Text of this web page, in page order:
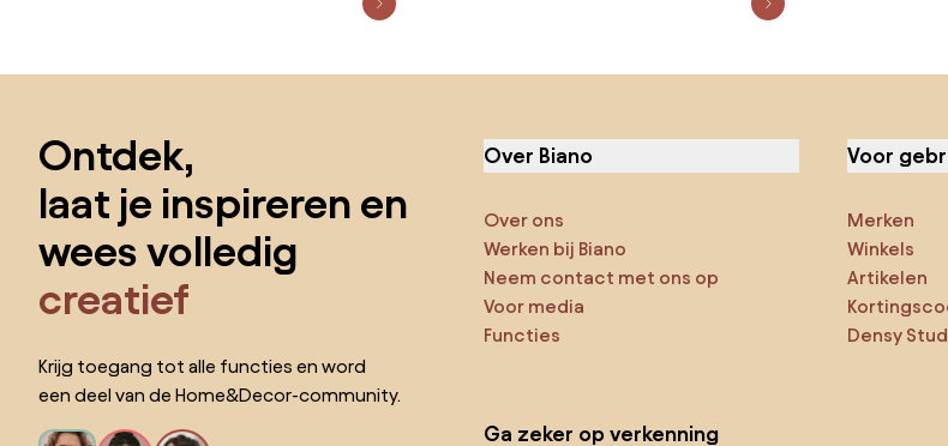
Ontdek,
laat je inspireren en
wees volledig
creatief
Krijg toegang tot alle functies en word
een deel van de Home&Decor-community.
Over Biano
Over ons
Werken bij Biano
Neem contact met ons op
Voor media
Functies
Voor
Merken
Winkels
Artikelen
Densy
Ga zeker op verkenning